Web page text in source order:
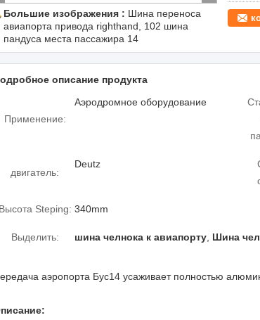
Большие изображения : Шина переноса
авиапорта привода righthand, 102 шина
пандуса места пассажира 14
описание продукта
Применение:
Аэродромное оборудование
двигатель:
Deutz
Высота Steping: 340mm
Выделить: шина челнока к авиапорту Шина
аэропорта Бус14 усаживает полностью